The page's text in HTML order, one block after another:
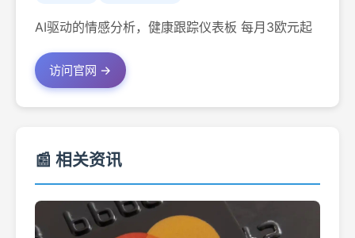
AI驱动的情感分析，健康跟踪仪表板 每月3欧元起
访问官网 →
📰 相关资讯